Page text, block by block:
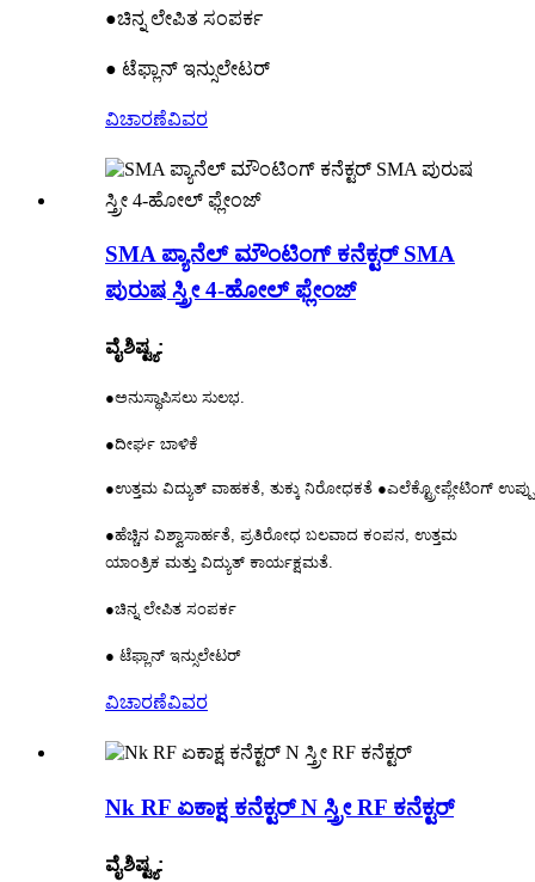
●ಚಿನ್ನ ಲೇಪಿತ ಸಂಪರ್ಕ
● ಟೆಫ್ಲಾನ್ ಇನ್ಸುಲೇಟರ್
ವಿಚಾರಣೆವಿವರ
SMA ಪ್ಯಾನೆಲ್ ಮೌಂಟಿಂಗ್ ಕನೆಕ್ಟರ್ SMA
ಪುರುಷ ಸ್ತ್ರೀ 4-ಹೋಲ್ ಫ್ಲೇಂಜ್
ವೈಶಿಷ್ಟ್ಯ:
●ಅನುಸ್ಥಾಪಿಸಲು ಸುಲಭ.
●ದೀರ್ಘ ಬಾಳಿಕೆ
●ಉತ್ತಮ ವಿದ್ಯುತ್ ವಾಹಕತೆ, ತುಕ್ಕು ನಿರೋಧಕತೆ ●ಎಲೆಕ್ಟ್ರೋಪ್ಲೇಟಿಂಗ್ ಉಪ್ಪು
●ಹೆಚ್ಚಿನ ವಿಶ್ವಾಸಾರ್ಹತೆ, ಪ್ರತಿರೋಧ ಬಲವಾದ ಕಂಪನ, ಉತ್ತಮ
ಯಾಂತ್ರಿಕ ಮತ್ತು ವಿದ್ಯುತ್ ಕಾರ್ಯಕ್ಷಮತೆ.
●ಚಿನ್ನ ಲೇಪಿತ ಸಂಪರ್ಕ
● ಟೆಫ್ಲಾನ್ ಇನ್ಸುಲೇಟರ್
ವಿಚಾರಣೆವಿವರ
Nk RF ಏಕಾಕ್ಷ ಕನೆಕ್ಟರ್ N ಸ್ತ್ರೀ RF ಕನೆಕ್ಟರ್
ವೈಶಿಷ್ಟ್ಯ: